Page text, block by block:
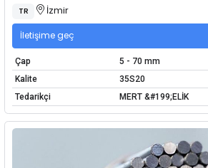
TR İzmir
İletişime geç
Çap
5 - 70 mm
Kalite
35S20
Tedarikçi
MERT &#199;ELİK